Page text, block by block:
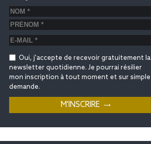
Oui, j'accepte de recevoir gratuitement la
newsletter quotidienne. Je pourrai résilier
mon inscription à tout moment et sur simple
demande.